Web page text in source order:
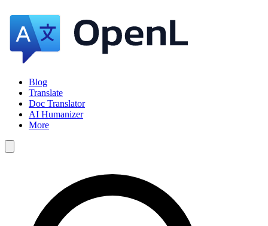
Blog
Translate
Doc Translator
AI Humanizer
More